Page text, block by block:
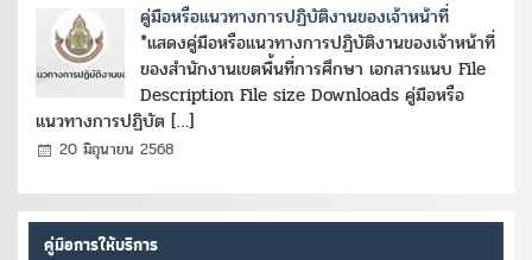
คู่มือหรือแนวทางการปฏิบัติงานของเจ้าหน้าที่
*แสดงคู่มือหรือแนวทางการปฏิบัติงานของเจ้าหน้าที่
ของสำนักงานเขตพื้นที่การศึกษา เอกสารแนบ File
Description File size Downloads คู่มือหรือ
แนวทางการปฏิบัต […]
20 มิถุนายน 2568
คู่มือการให้บริการ